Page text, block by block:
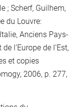
; Scherf, Guilhem,
du Louvre:
Anciens Pays-
l’Europe de l’Est,
et copies
2006, p. 277,